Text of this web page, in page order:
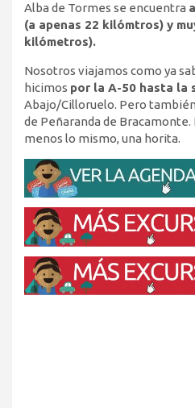
Alba de Tormes se encuentra
(a apenas 22 kilómtros) y
kilómetros).
Nosotros viajamos como ya
hicimos por la A-50 hasta la
Abajo/Cilloruelo. Pero
de Peñaranda de Bracamonte.
menos lo mismo, una horita.